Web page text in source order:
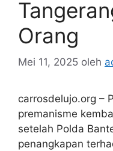
Orang
Mei 11, 2025 oleh
carrosdelujo.org –
premanisme
setelah Polda
penangkapan